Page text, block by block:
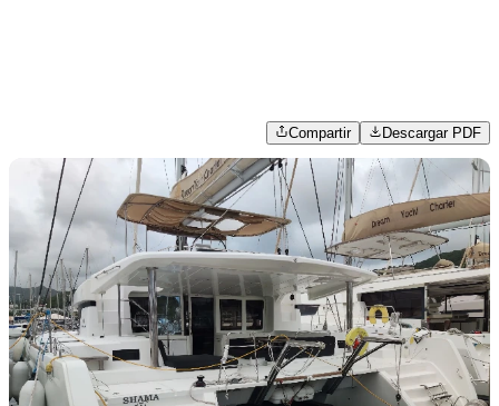
Compartir Descargar PDF